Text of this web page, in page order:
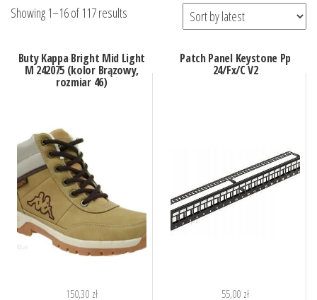
Showing 1–16 of 117 results
Buty Kappa Bright Mid Light
M 242075 (kolor Brązowy,
rozmiar 46)
150,30 zł
Patch Panel Keystone Pp
24/Fx/C V2
55,00 zł